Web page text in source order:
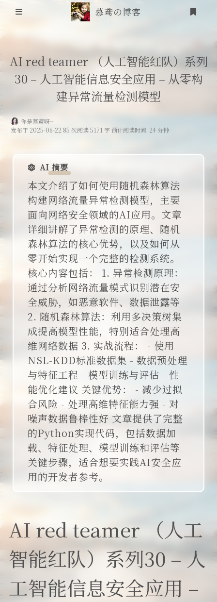
信息安全
靶场笔记
吟诗
friends
追番
RSS
说说
慕鸢の博客
AI red teamer （人工智能红队）系列
30 – 人工智能信息安全应用 – 从零构
建异常流量检测模型
你是慕鸢呀~
发布于 2025-06-22 85 次阅读 5171 字 预计阅读时间: 24 分钟
AI 摘要
本文介绍了如何使用随机森林算法
构建网络流量异常检测模型，主要
面向网络安全领域的AI应用。文章
详细讲解了异常检测的原理、随机
森林算法的核心优势，以及如何从
零开始实现一个完整的检测系统。
核心内容包括： 1. 异常检测原理：
通过分析网络流量模式识别潜在安
全威胁，如恶意软件、数据泄露等
2. 随机森林算法：利用多决策树集
成提高模型性能，特别适合处理高
维网络数据 3. 实战流程： - 使用
NSL-KDD标准数据集 - 数据预处理
与特征工程 - 模型训练与评估 - 性
能优化建议 关键优势： - 减少过拟
合风险 - 处理高维特征能力强 - 对
噪声数据鲁棒性好 文章提供了完整
的Python实现代码，包括数据加
载、特征处理、模型训练和评估等
关键步骤，适合想要实践AI安全应
用的开发者参考。
AI red teamer （人工
智能红队）系列30 – 人
工智能信息安全应用 –